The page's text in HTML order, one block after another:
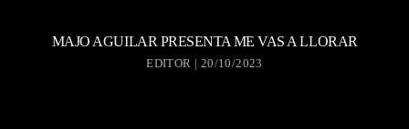
MAJO AGUILAR PRESENTA ME VAS A LLORAR
EDITOR | 20/10/2023